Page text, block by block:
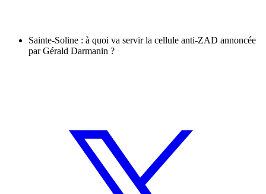
Sainte-Soline : à quoi va servir la cellule anti-ZAD annoncée
par Gérald Darmanin ?